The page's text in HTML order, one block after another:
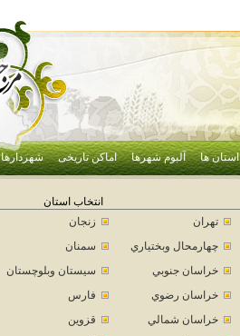
استان ها آلبوم شهرها اماکن تاریخی شهردارها
انتخاب استان
تهران زنجان
چهارمحال وبختياري سمنان
خراسان جنوبي سيستان وبلوچستان
خراسان رضوي فارس
خراسان شمالي قزوين